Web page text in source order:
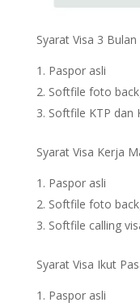
Syarat Visa 3
Paspor asli
Softfile foto
Softfile KTP dan
Syarat Visa Kerja
Paspor asli
Softfile foto
Softfile calling
Syarat Visa Ikut
Paspor asli